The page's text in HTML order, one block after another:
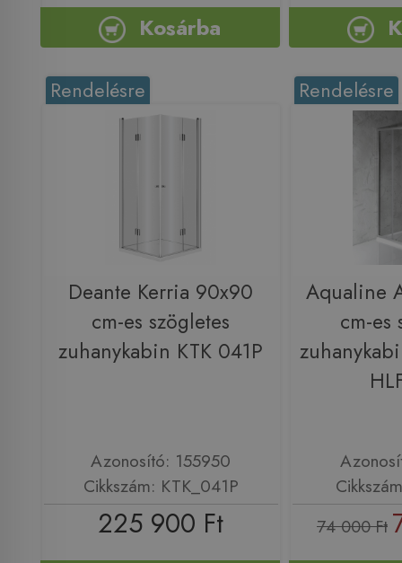
Kosárba
Rendelésre
Deante Kerria 90x90
cm-es szögletes
zuhanykabin KTK 041P
Azonosító: 155950
Cikkszám: KTK_041P
225 900 Ft
Rendelésre
Aqualine
cm-es
74 000 Ft